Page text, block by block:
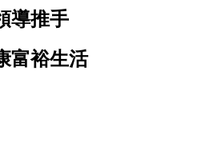
導推手
富裕生活